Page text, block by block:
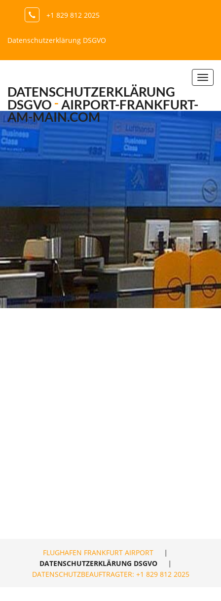
+1 829 812 2025
Datenschutzerklärung DSGVO
DATENSCHUTZERKLÄRUNG
DSGVO -AIRPORT-FRANKFURT-
AM-MAIN.COM
FLUGHAFEN FRANKFURT AIRPORT
|
DATENSCHUTZERKLÄRUNG DSGVO
|
DATENSCHUTZBEAUFTRAGTER: +1 829 812 2025